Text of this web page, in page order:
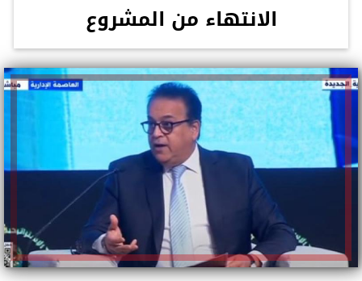
الانتهاء من المشروع